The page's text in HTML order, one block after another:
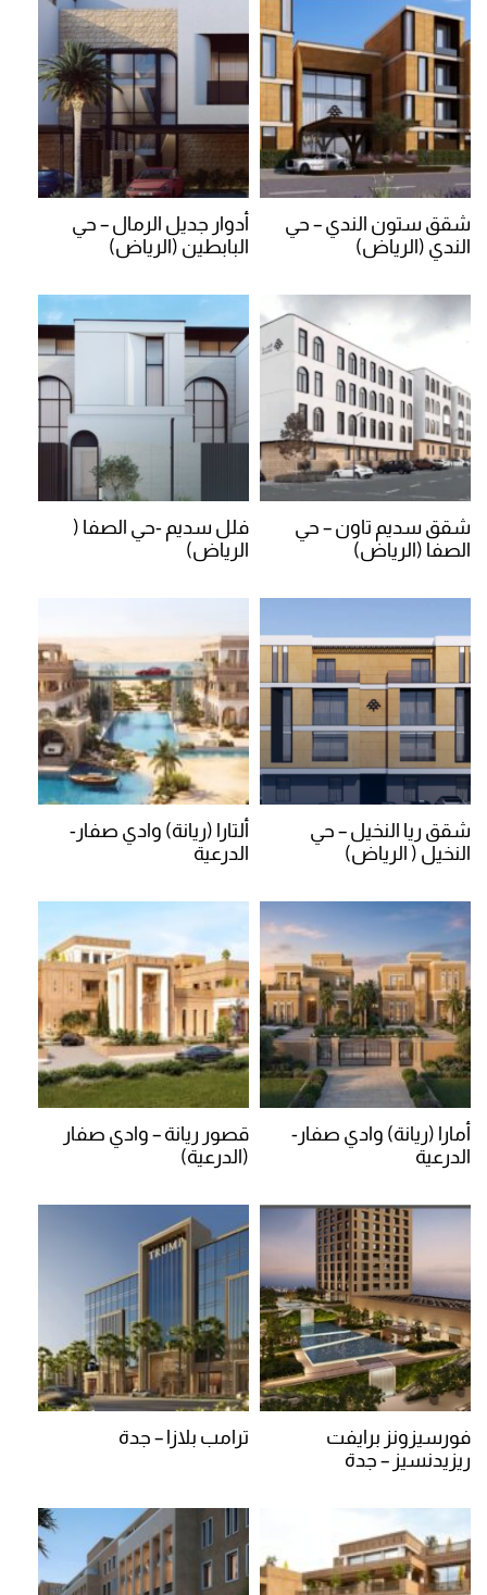
شقق ستون الندي – حي
الندي (الرياض)
أدوار جديل الرمال – حي
البابطين (الرياض)
شقق سديم تاون – حي
الصفا (الرياض)
فلل سديم -حي الصفا (
الرياض)
شقق ريا النخيل – حي
النخيل ( الرياض)
ألتارا (ريانة) وادي صفار-
الدرعية
أمارا (ريانة) وادي صفار-
الدرعية
قصور ريانة – وادي صفار
(الدرعية)
فورسيزونز برايفت
ريزيدنسيز – جدة
ترامب بلازا – جدة